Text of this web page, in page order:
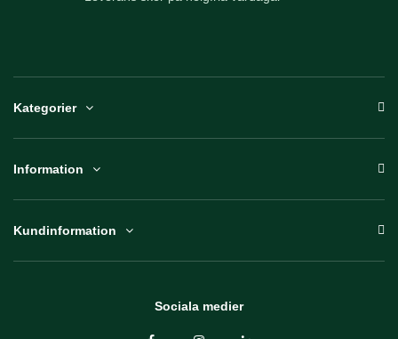
Kategorier
Information
Kundinformation
Sociala medier